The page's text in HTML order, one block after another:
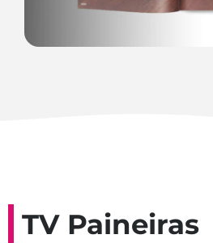
TV Paineiras